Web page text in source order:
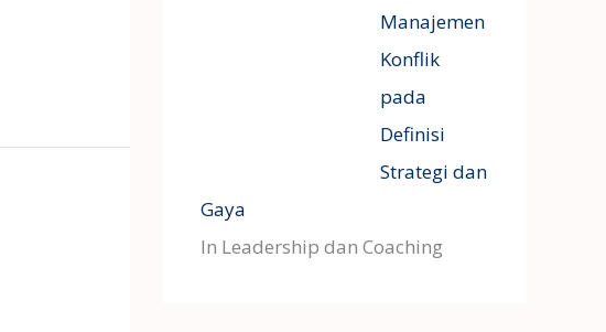
Manajemen
Konflik
pada
Definisi
Strategi dan
Gaya
In Leadership dan Coaching